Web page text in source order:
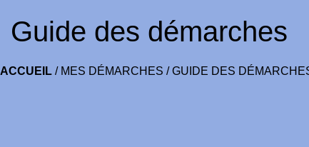
Guide des démarches
ACCUEIL/ MES DÉMARCHES /GUIDE DES